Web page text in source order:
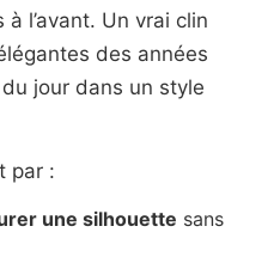
l’avant. Un vrai clin
des années
jour dans un style
par :
une silhouette sans